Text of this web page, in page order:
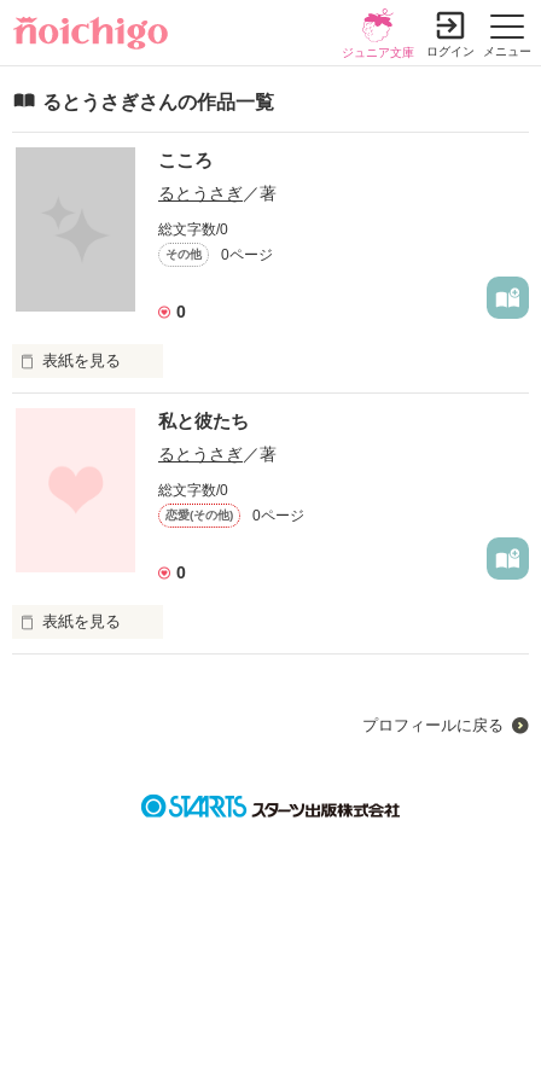
メニュー
ジュニア文庫 ログイン
るとうさぎさんの作品一覧
こころ
るとうさぎ／著
総文字数/0
その他 0ページ
0
表紙を見る
作品を読む
私と彼たち
るとうさぎ／著
総文字数/0
恋愛(その他) 0ページ
0
表紙を見る
プロフィールに戻る